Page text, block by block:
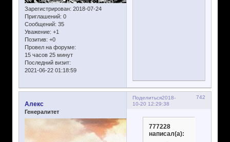
Зарегистрирован: 2018-07-24
Приглашений: 0
Сообщений: 35
Уважение: +1
Позитив: +0
Провел на форуме:
15 часов 25 минут
Последний визит:
2021-06-22 01:18:59
Поделиться 742
2018-
10-20 12:29:38
Алекс
Генералитет
777228
написал(а):